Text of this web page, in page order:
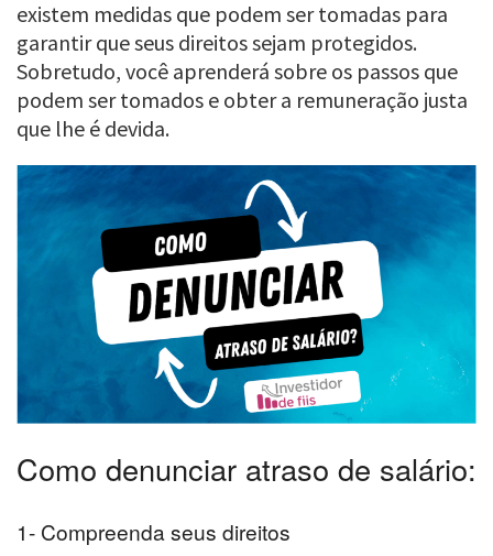
existem medidas que podem ser tomadas para
garantir que seus direitos sejam protegidos.
Sobretudo, você aprenderá sobre os passos que
podem ser tomados e obter a remuneração justa
que lhe é devida.
Como denunciar atraso de salário:
1- Compreenda seus direitos